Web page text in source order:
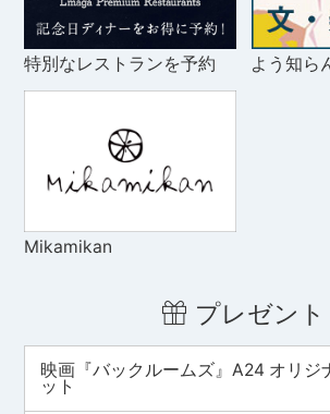
特別なレストランを予約 よう知ら
Mikamikan
プレゼント
映画『バックルームズ』A24 オリジ
ット